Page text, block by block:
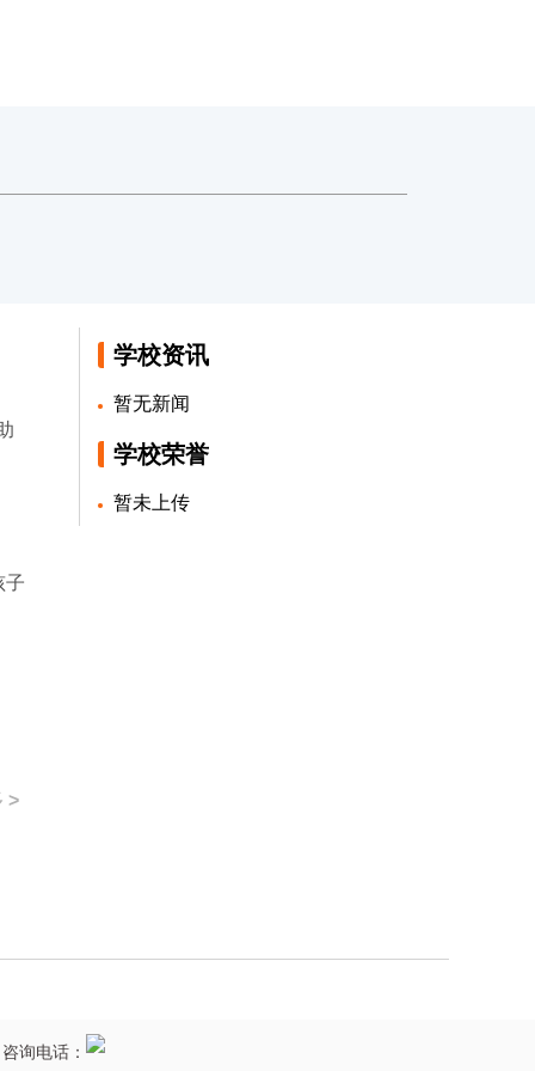
子
>
学校资讯
暂无新闻
学校荣誉
暂未上传
询电话：